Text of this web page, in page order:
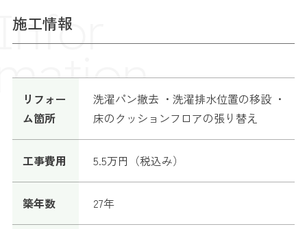
施工情報
リフォー
ム箇所
洗濯パン撤去 ・洗濯排水位置の移設 ・
床のクッションフロアの張り替え
工事費用 5.5万円（税込み）
築年数 27年